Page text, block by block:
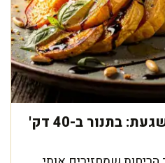
דלורית אנטיפסטי משגעת: בתנור ב-40 דק'